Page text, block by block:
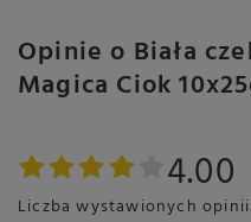
Opinie o Biała
Magica Ciok
4.00
Liczba wystawionych